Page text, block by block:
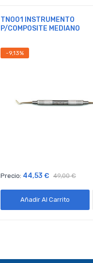
TN001 INSTRUMENTO
P/COMPOSITE MEDIANO
-9,13%
Precio: 44,53 € 49,00 €
Añadir Al Carrito